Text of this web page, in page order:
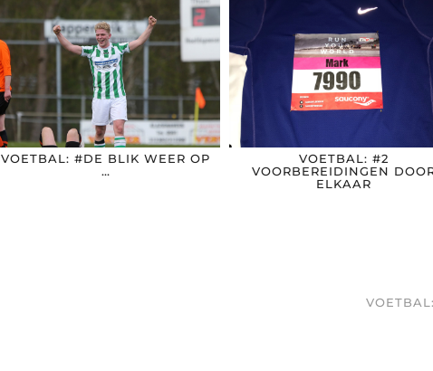
VOETBAL: #DE BLIK WEER OP
…
VOETBAL: #2
VOORBEREIDINGEN
ELKAAR